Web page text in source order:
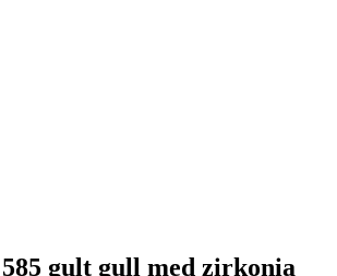
gult gull med zirkonia